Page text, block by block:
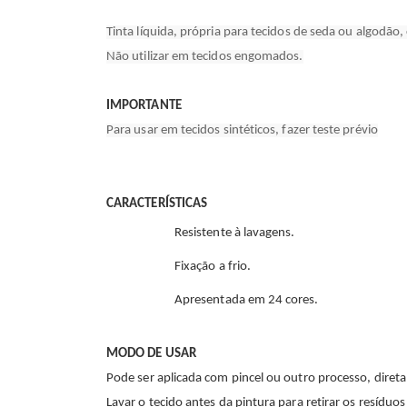
Tinta líquida, própria para tecidos de seda ou
Não utilizar em tecidos engomados.
IMPORTANTE
Para usar em tecidos sintéticos, fazer teste prévio
CARACTERÍSTICAS
Resistente à lavagens.
Fixação a frio.
Apresentada em 24 cores.
MODO DE USAR
Pode ser aplicada com pincel ou outro processo,
Lavar o tecido antes da pintura para retirar os